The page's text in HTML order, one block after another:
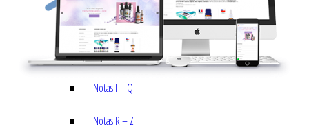
Marketing Olfativo
Notas A – H
Notas I – Q
Notas R – Z